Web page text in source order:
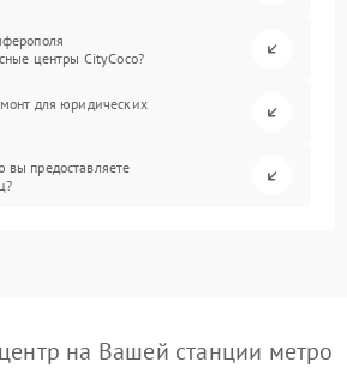
центры CityCoco?
для юридических
предоставляете
на Вашей станции метро